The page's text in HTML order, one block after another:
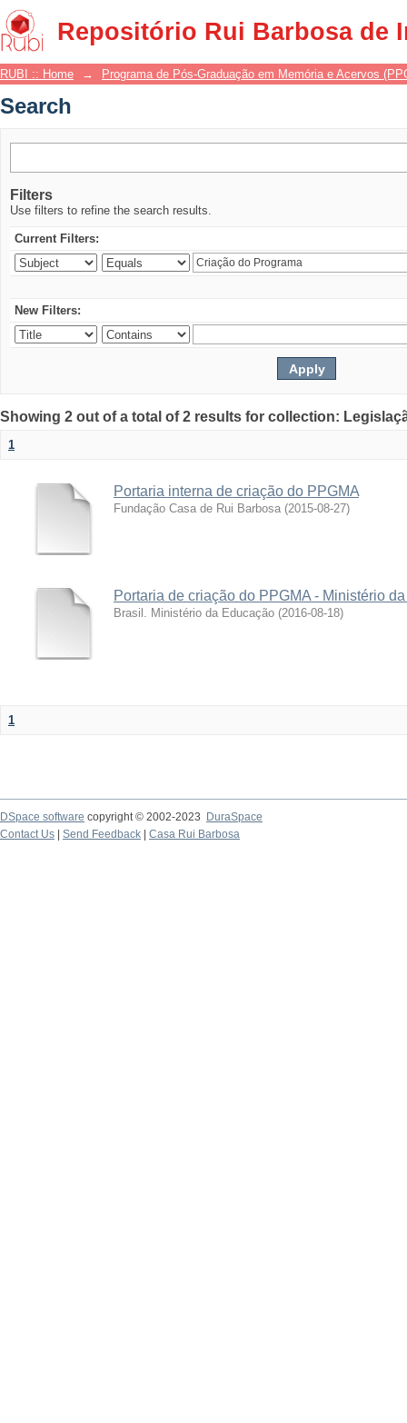
Repositório Rui Barbosa de
Search
RUBI :: Home → Programa de Pós-Graduação em Memória e Acervos
Search
Filters
Use filters to refine the search results.
Current Filters:
New Filters:
Showing 2 out of a total of 2 results for collection:
1
Portaria interna de criação do PPGMA
Fundação Casa de Rui Barbosa (2015-08-27)
Portaria de criação do PPGMA - Ministério
Brasil. Ministério da Educação (2016-08-18)
1
DSpace software copyright © 2002-2023
DuraSpace
Contact Us
Send Feedback Casa Rui Barbosa